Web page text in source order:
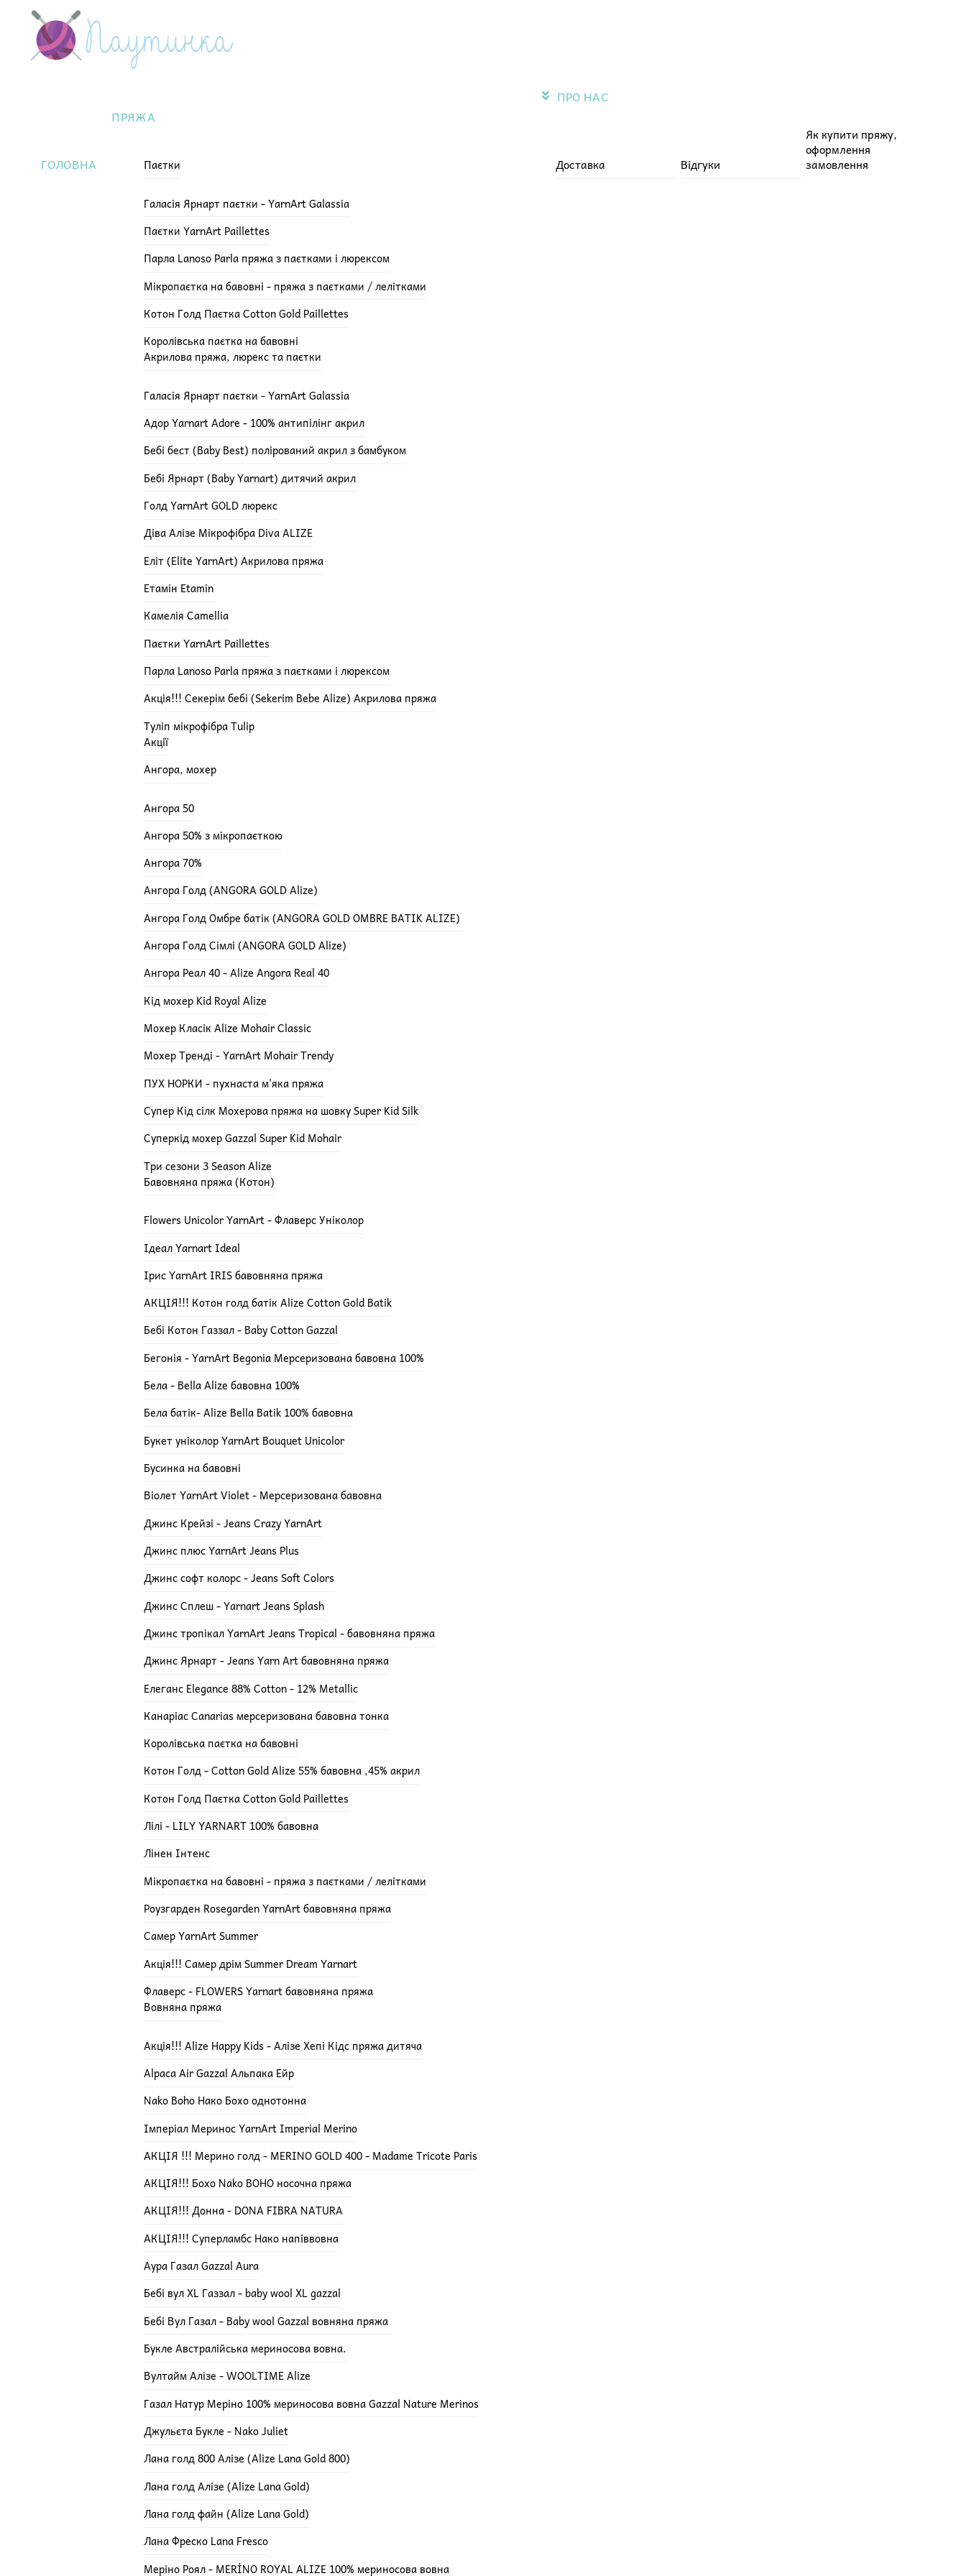
content
Menu
ГОЛОВНА
ПРЯЖА
Паєтки
Галасія Ярнарт паєтки - YarnArt Galassia
Паєтки YarnArt Paillettes
Парла Lanoso Parla пряжа з паєтками і люрексом
Мікропаєтка на бавовні - пряжа з паєтками / лелітками
Котон Голд Паєтка Cotton Gold Paillettes
Королівська паєтка на бавовні
Акрилова пряжа, люрекс та паєтки
Галасія Ярнарт паєтки - YarnArt Galassia
Адор Yarnart Adore - 100% антипілінг акрил
Бебі бест (Baby Best) полірований акрил з бамбуком
Бебі Ярнарт (Baby Yarnart) дитячий акрил
Голд YarnArt GOLD люрекс
Діва Алізе Мікрофібра Diva ALIZE
Еліт (Elite YarnArt) Акрилова пряжа
Етамін Etamin
Камелія Camellia
Паєтки YarnArt Paillettes
Парла Lanoso Parla пряжа з паєтками і люрексом
Акція!!! Секерім бебі (Sekerim Bebe Alize) Акрилова пряжа
Туліп мікрофібра Tulip
Акції
Ангора, мохер
Ангора 50
Ангора 50% з мікропаєткою
Ангора 70%
Ангора Голд (ANGORA GOLD Alize)
Ангора Голд Омбре батік (ANGORA GOLD OMBRE BATIK ALIZE)
Ангора Голд Сімлі (ANGORA GOLD Alize)
Ангора Реал 40 - Alize Angora Real 40
Кід мохер Kid Royal Alize
Мохер Класік Alize Mohair Classic
Мохер Тренді - YarnArt Mohair Trendy
ПУХ НОРКИ - пухнаста м'яка пряжа
Супер Кід сілк Мохерова пряжа на шовку Super Kid Silk
Суперкід мохер Gazzal Super Kid Mohair
Три сезони 3 Season Alize
Бавовняна пряжа (Котон)
Flowers Unicolor YarnArt - Флаверс Уніколор
Ідеал Yarnart Ideal
Ірис YarnArt IRIS бавовняна пряжа
АКЦІЯ!!! Котон голд батік Alize Cotton Gold Batik
Бебі Котон Газзал - Baby Cotton Gazzal
Бегонія - YarnArt Begonia Мерсеризована бавовна 100%
Бела - Bella Alize бавовна 100%
Бела батік- Alize Bella Batik 100% бавовна
Букет уніколор YarnArt Bouquet Unicolor
Бусинка на бавовні
Віолет YarnArt Violet - Мерсеризована бавовна
Джинс Крейзі - Jeans Crazy YarnArt
Джинс плюс YarnArt Jeans Plus
Джинс софт колорс - Jeans Soft Colors
Джинс Сплеш - Yarnart Jeans Splash
Джинс тропікал YarnArt Jeans Tropical - бавовняна пряжа
Джинс Ярнарт - Jeans Yarn Art бавовняна пряжа
Елеганс Elegance 88% Cotton - 12% Metallic
Канаріас Canarias мерсеризована бавовна тонка
Королівська паєтка на бавовні
Котон Голд - Cotton Gold Alize 55% бавовна ,45% акрил
Котон Голд Паєтка Cotton Gold Paillettes
Лілі - LILY YARNART 100% бавовна
Лінен Інтенс
Мікропаєтка на бавовні - пряжа з паєтками / лелітками
Роузгарден Rosegarden YarnArt бавовняна пряжа
Самер YarnArt Summer
Акція!!! Самер дрім Summer Dream Yarnart
Флаверс - FLOWERS Yarnart бавовняна пряжа
Вовняна пряжа
Акція!!! Alize Happy Kids - Алізе Хепі Кідс пряжа дитяча
Alpaca Air Gazzal Альпака Ейр
Nako Boho Нако Бохо однотонна
Імперіал Меринос YarnArt Imperial Merino
АКЦІЯ !!! Мерино голд - MERINO GOLD 400 - Madame Tricote Paris
АКЦІЯ!!! Бохо Nako BOHO носочна пряжа
АКЦІЯ!!! Донна - DONA FIBRA NATURA
АКЦІЯ!!! Суперламбс Нако напіввовна
Аура Газал Gazzal Aura
Бебі вул XL Газзал - baby wool XL gazzal
Бебі Вул Газал - Baby wool Gazzal вовняна пряжа
Букле Австралійська мериносова вовна.
Вултайм Алізе - WOOLTIME Alize
Газал Натур Меріно 100% мериносова вовна Gazzal Nature Merinos
Джульєта Букле - Nako Juliet
Лана голд 800 Алізе (Alize Lana Gold 800)
Лана голд Алізе (Alize Lana Gold)
Лана голд файн (Alize Lana Gold)
Лана Фреско Lana Fresco
Меріно Роял - MERİNO ROYAL ALIZE 100% мериносова вовна
ПРО НАС
Доставка Відгуки
Як купити пряжу,
оформлення
замовлення